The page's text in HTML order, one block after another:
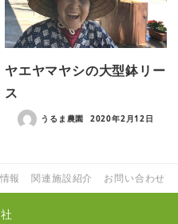
ヤエヤマヤシの大型鉢リー
ス
うるま農園 2020年2月12日
報 関連施設紹介 お問い合わせ